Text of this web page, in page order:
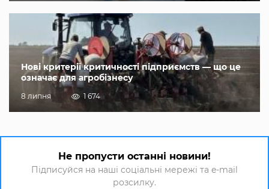
Нові критерії критичності підприємств — що це
означає для агробізнесу
8 липня 1 674
Не пропусти останні новини!
Підписуйся на наші соціальні мережі та e-mail
розсилку.